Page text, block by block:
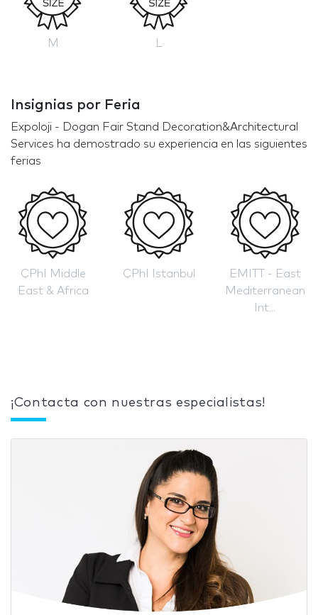
M
Insignias por Feria
Expoloji - Dogan Fair Stand Decoration&Architectural
Services ha demostrado su experiencia en las siguientes
ferias
CPhI Middle
East & Africa
CPhI Istanbul
EMITT - East
Mediterranean
Int...
¡Contacta con nuestras especialistas!